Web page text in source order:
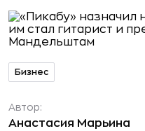
Бизнес
Автор:
Анастасия Марьина